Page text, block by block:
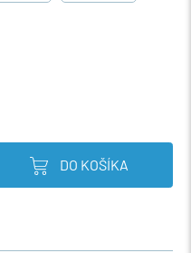
DO KOŠÍKA